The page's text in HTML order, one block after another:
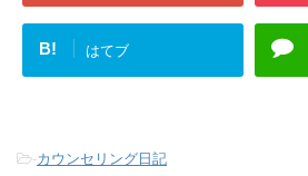
B! はてブ
-カウンセリング日記